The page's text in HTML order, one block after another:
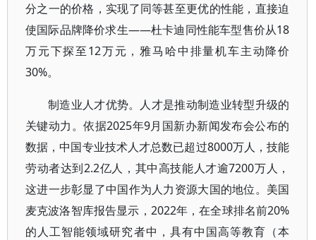
分之一的价格，实现了同等甚至更优的性能，直接迫
使国际品牌降价求生——杜卡迪同性能车型售价从18
万元下探至12万元，雅马哈中排量机车主动降价
30%。
制造业人才优势。人才是推动制造业转型升级的
关键动力。依据2025年9月国新办新闻发布会公布的
数据，中国专业技术人才总数已超过8000万人，技能
劳动者达到2.2亿人，其中高技能人才逾7200万人，
这进一步彰显了中国作为人力资源大国的地位。美国
麦克波洛智库报告显示，2022年，在全球排名前20%
的人工智能领域研究者中，具有中国高等教育（本